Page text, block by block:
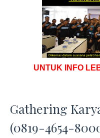
UNTUK INFO
Gathering
(0819-4654-